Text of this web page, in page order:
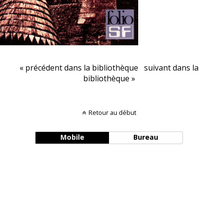
« précédent dans la bibliothèque suivant dans la
bibliothèque »
Retour au début
Mobile Bureau